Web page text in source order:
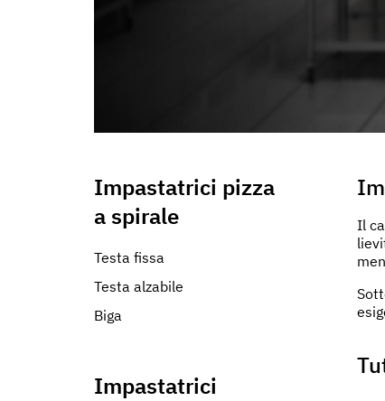
informazioni che ha fornito loro o che hanno
Impastatrici pizza
a spirale
Testa fissa
Testa alzabile
Biga
Impastatrici
Il